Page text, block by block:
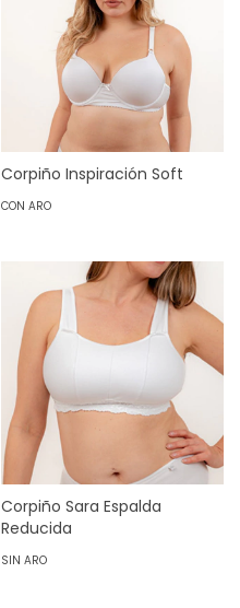
Corpiño Inspiración Soft
CON ARO
Corpiño Sara Espalda
Reducida
SIN ARO